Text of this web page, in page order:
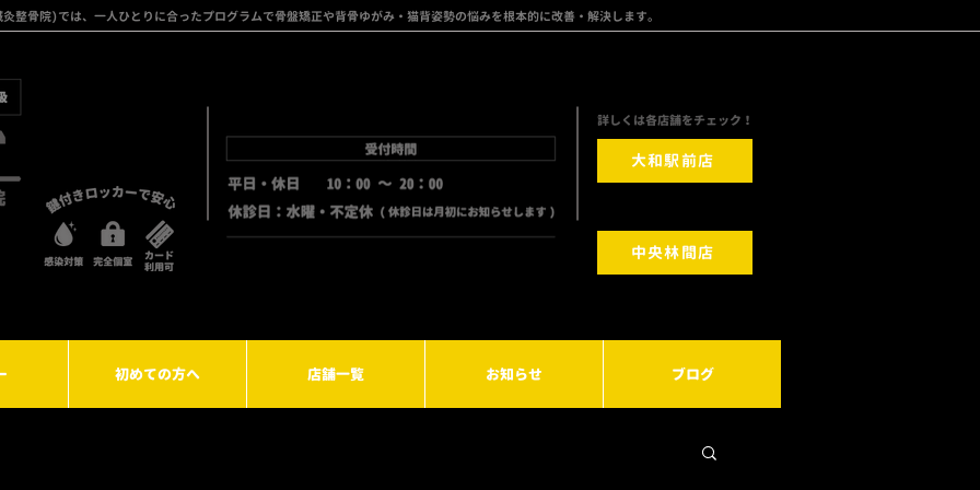
整骨院)では、一人ひとりに合ったプログラムで骨盤矯正や背骨ゆがみ・猫背姿勢の悩みを根本的に改善・解決します。
​詳しくは各店舗をチェック！
大和駅前店
中央林間店
初めての方へ 店舗一覧 お知らせ ブログ